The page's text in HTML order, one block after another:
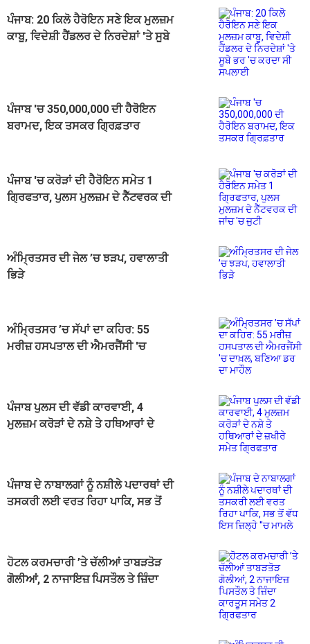
ਪੰਜਾਬ: 20 ਕਿਲੋ ਹੈਰੋਇਨ ਸਣੇ ਇਕ ਮੁਲਜ਼ਮ
ਕਾਬੂ, ਵਿਦੇਸ਼ੀ ਹੈਂਡਲਰ ਦੇ ਨਿਰਦੇਸ਼ਾਂ 'ਤੇ ਸੂਬੇ
ਪੰਜਾਬ 'ਚ 350,000,000 ਦੀ ਹੈਰੋਇਨ
ਬਰਾਮਦ, ਇਕ ਤਸਕਰ ਗ੍ਰਿਫ਼ਤਾਰ
ਪੰਜਾਬ 'ਚ ਕਰੋੜਾਂ ਦੀ ਹੈਰੋਇਨ ਸਮੇਤ 1
ਗ੍ਰਿਫਤਾਰ, ਪੁਲਸ ਮੁਲਜ਼ਮ ਦੇ ਨੈੱਟਵਰਕ ਦੀ
ਅੰਮ੍ਰਿਤਸਰ ਦੀ ਜੇਲ ’ਚ ਝੜਪ, ਹਵਾਲਾਤੀ
ਭਿੜੇ
ਅੰਮ੍ਰਿਤਸਰ ’ਚ ਸੱਪਾਂ ਦਾ ਕਹਿਰ: 55
ਮਰੀਜ਼ ਹਸਪਤਾਲ ਦੀ ਐਮਰਜੈਂਸੀ 'ਚ
ਪੰਜਾਬ ਪੁਲਸ ਦੀ ਵੱਡੀ ਕਾਰਵਾਈ, 4
ਮੁਲਜ਼ਮ ਕਰੋੜਾਂ ਦੇ ਨਸ਼ੇ ਤੇ ਹਥਿਆਰਾਂ ਦੇ
ਪੰਜਾਬ ਦੇ ਨਾਬਾਲਗਾਂ ਨੂੰ ਨਸ਼ੀਲੇ ਪਦਾਰਥਾਂ ਦੀ
ਤਸਕਰੀ ਲਈ ਵਰਤ ਰਿਹਾ ਪਾਕਿ, ਸਭ ਤੋਂ
ਹੋਟਲ ਕਰਮਚਾਰੀ ’ਤੇ ਚੱਲੀਆਂ ਤਾਬੜਤੋੜ
ਗੋਲੀਆਂ, 2 ਨਾਜਾਇਜ਼ ਪਿਸਤੌਲ ਤੇ ਜ਼ਿੰਦਾ